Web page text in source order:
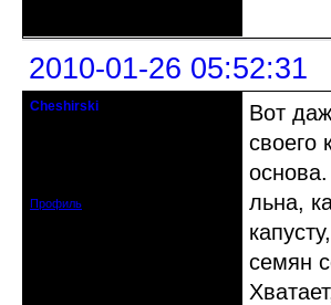
2010-01-26 05:52:31
Cheshirski
Профиль
Вот
своего
льна,
семян